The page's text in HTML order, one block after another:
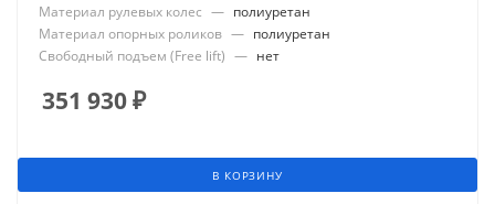
Материал рулевых колес — полиуретан
Материал опорных роликов — полиуретан
Свободный подъем (Free lift) — нет
351 930₽
В КОРЗИНУ